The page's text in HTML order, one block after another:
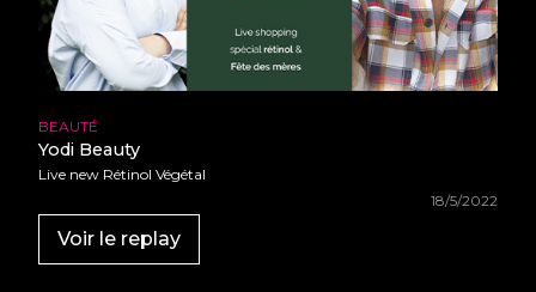
BEAUTÉ
Yodi Beauty
Live new Rétinol Végétal
18/5/2022
Voir le replay